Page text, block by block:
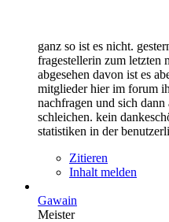
ganz so ist es nicht.
fragestellerin zum letzten
abgesehen davon ist es
mitglieder hier im forum
nachfragen und sich
schleichen. kein
statistiken in der
Zitieren
Inhalt melden
Gawain
Meister